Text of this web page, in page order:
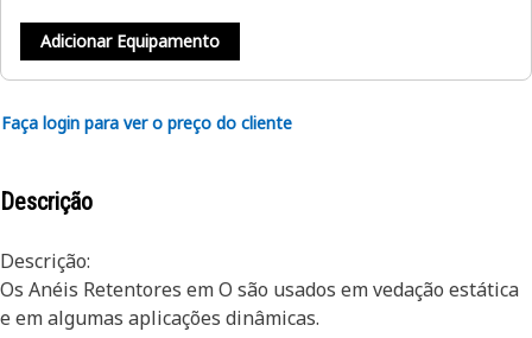
Adicionar Equipamento
Faça login para ver o preço do cliente
Descrição
Descrição:
Os Anéis Retentores em O são usados em vedação estática
e em algumas aplicações dinâmicas.